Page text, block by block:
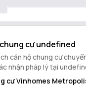
cư undefined
căn hộ chung cư
nhận pháp lý tại
cư Vinhomes